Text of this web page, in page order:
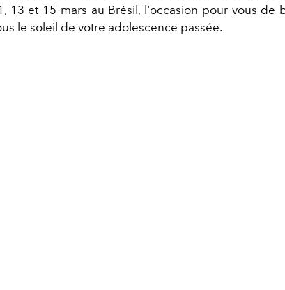
13 et 15 mars au Brésil, l'occasion pour vous de
le soleil de votre adolescence passée.